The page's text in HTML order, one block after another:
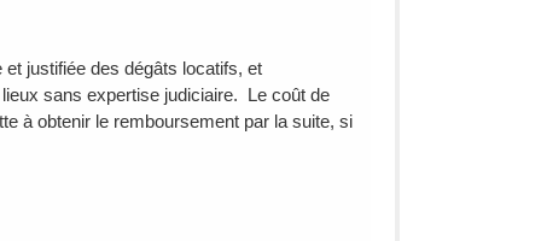
justifiée des dégâts locatifs, et
sans expertise judiciaire. Le coût de
à obtenir le remboursement par la suite, si